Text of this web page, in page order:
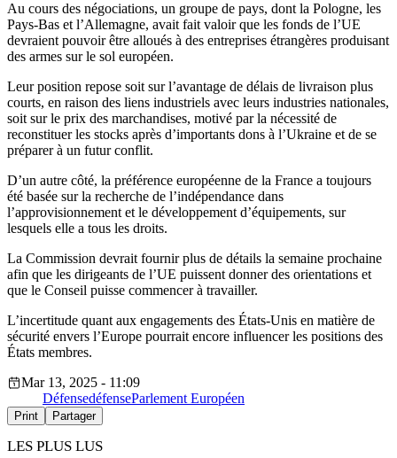
Au cours des négociations, un groupe de pays, dont la Pologne, les
Pays-Bas et l’Allemagne, avait fait valoir que les fonds de l’UE
devraient pouvoir être alloués à des entreprises étrangères produisant
des armes sur le sol européen.
Leur position repose soit sur l’avantage de délais de livraison plus
courts, en raison des liens industriels avec leurs industries nationales,
soit sur le prix des marchandises, motivé par la nécessité de
reconstituer les stocks après d’importants dons à l’Ukraine et de se
préparer à un futur conflit.
D’un autre côté, la préférence européenne de la France a toujours
été basée sur la recherche de l’indépendance dans
l’approvisionnement et le développement d’équipements, sur
lesquels elle a tous les droits.
La Commission devrait fournir plus de détails la semaine prochaine
afin que les dirigeants de l’UE puissent donner des orientations et
que le Conseil puisse commencer à travailler.
L’incertitude quant aux engagements des États-Unis en matière de
sécurité envers l’Europe pourrait encore influencer les positions des
États membres.
Mar 13, 2025 - 11:09
DéfensedéfenseParlement Européen
Print Partager
LES PLUS LUS